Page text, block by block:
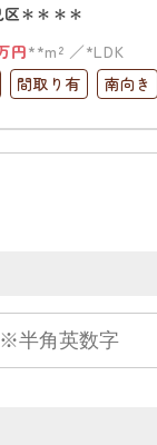
＊＊＊＊
円**m²
*LDK
間取り有 南向き
備